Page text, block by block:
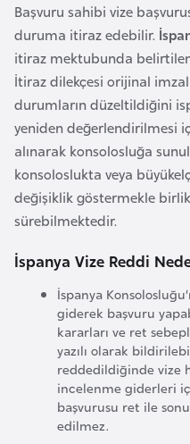
Başvuru sahibi vize
duruma itiraz edebilir.
itiraz mektubunda
İtiraz dilekçesi orijinal
durumların düzeltildiğini
yeniden değerlendirilmesi
alınarak konsolosluğa
konsoloslukta veya
değişiklik göstermekle
sürebilmektedir.
İspanya Vize Reddi
İspanya
giderek başvuru
kararları ve ret
yazılı olarak
reddedildiğinde vize
incelenme giderleri
başvurusu ret ile
edilmez.
b
a
y
c
a
n
B
a
h
r